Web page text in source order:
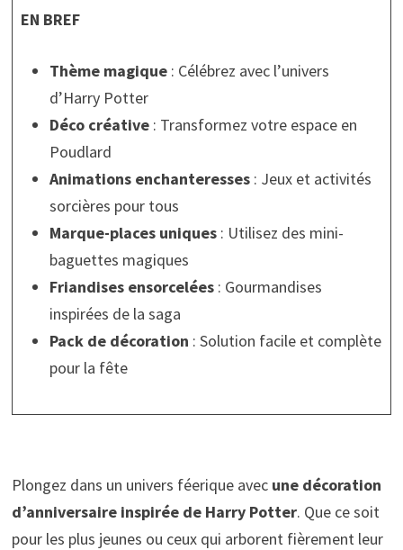
EN BREF
Thème magique: Célébrez avec l’univers
d’Harry Potter
Déco créative: Transformez votre espace en
Poudlard
Animations enchanteresses: Jeux et activités
sorcières pour tous
Marque-places uniques: Utilisez des mini-
baguettes magiques
Friandises ensorcelées: Gourmandises
inspirées de la saga
Pack de décoration : Solution facile et complète
pour la fête
Plongez dans un univers féerique avec une décoration
d’anniversaire inspirée de Harry Potter. Que ce soit
pour les plus jeunes ou ceux qui arborent fièrement leur